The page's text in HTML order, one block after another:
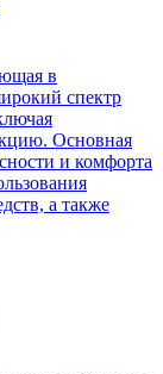
в
спектр
Основная
и комфорта
а также